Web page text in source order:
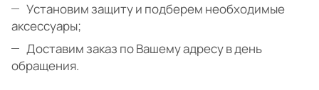
Установим защиту и подберем необходимые
аксессуары;
Доставим заказ по Вашему адресу в день
обращения.